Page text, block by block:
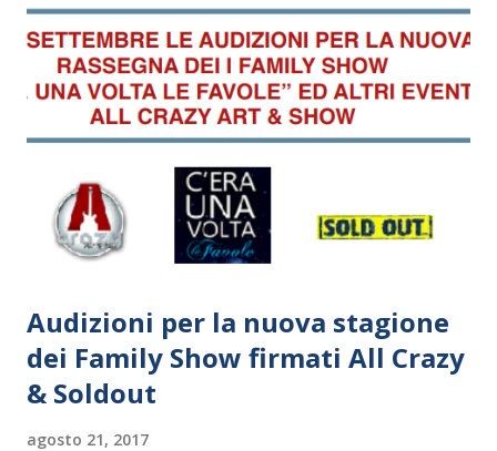
Audizioni per la nuova stagione
dei Family Show firmati All Crazy
& Soldout
agosto 21, 2017